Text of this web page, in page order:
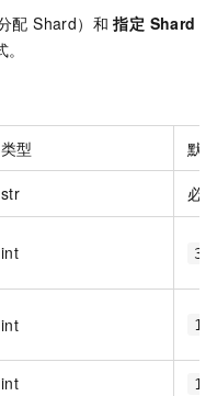
分配 Shard）和指定 Shard
类型 默
str 必
int 3
int 16
int